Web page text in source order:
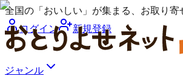
全国の「おいしい」が集まる、お取り寄
ログイン
新規登録
ジャンル